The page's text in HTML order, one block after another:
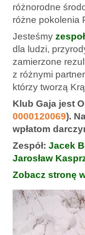
różnorodne
różne pokolenia
Jesteśmy
dla ludzi,
zamierzone
z różnymi
którzy tworzą
Klub Gaja jest
0000120069).
wpłatom
Zespół: Jacek
Jarosław
Zobacz stronę